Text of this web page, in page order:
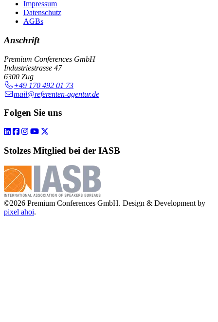
Impressum
Datenschutz
AGBs
Anschrift
Premium Conferences GmbH
Industriestrasse 47
6300 Zug
+49 170 492 01 73
mail@referenten-agentur.de
Folgen Sie uns
Stolzes Mitglied bei der IASB
©2026 Premium Conferences GmbH. Design & Development by
pixel ahoi.